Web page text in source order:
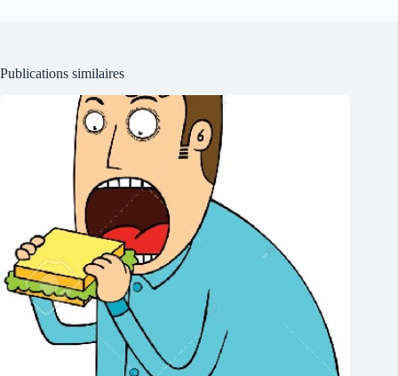
Publications similaires